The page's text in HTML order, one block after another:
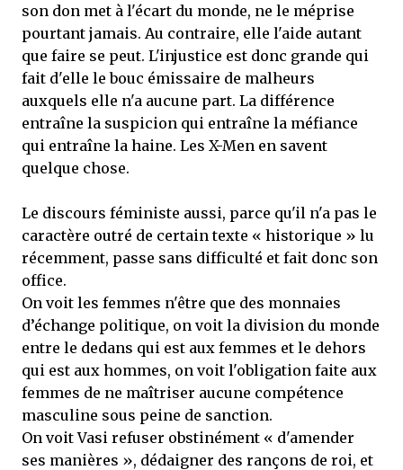
son don met à l'écart du monde, ne le méprise
pourtant jamais. Au contraire, elle l'aide autant
que faire se peut. L'injustice est donc grande qui
fait d'elle le bouc émissaire de malheurs
auxquels elle n'a aucune part. La différence
entraîne la suspicion qui entraîne la méfiance
qui entraîne la haine. Les X-Men en savent
quelque chose.
Le discours féministe aussi, parce qu'il n'a pas le
caractère outré de certain texte « historique » lu
récemment, passe sans difficulté et fait donc son
office.
On voit les femmes n'être que des monnaies
d’échange politique, on voit la division du monde
entre le dedans qui est aux femmes et le dehors
qui est aux hommes, on voit l'obligation faite aux
femmes de ne maîtriser aucune compétence
masculine sous peine de sanction.
On voit Vasi refuser obstinément « d'amender
ses manières », dédaigner des rançons de roi, et